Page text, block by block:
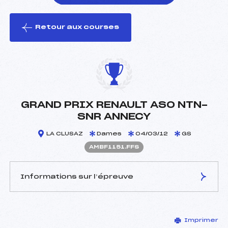
le ski
Retour aux courses
GRAND PRIX RENAULT ASO NTN-
SNR ANNECY
LA CLUSAZ Dames 04/03/12 GS
AMBF1151.FFS
Informations sur l’épreuve
BAUD THIERRY (MB)
Imprimer